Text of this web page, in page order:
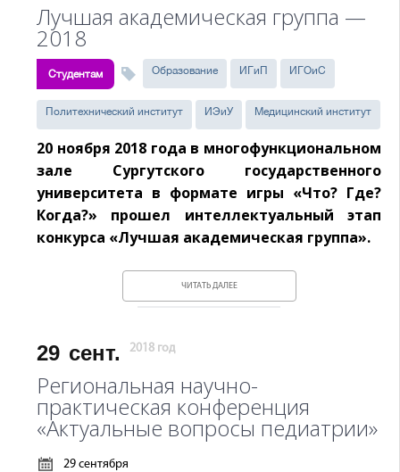
Лучшая академическая группа —
2018
Студентам Образование ИГиП ИГОиС
Политехнический институт ИЭиУ Медицинский институт
20 ноября 2018 года в многофункциональном
зале Сургутского государственного
университета в формате игры «Что? Где?
Когда?» прошел интеллектуальный этап
конкурса «Лучшая академическая группа».
ЧИТАТЬ ДАЛЕЕ
29 сент. 2018 год
Региональная научно-
практическая конференция
«Актуальные вопросы педиатрии»
29 сентября